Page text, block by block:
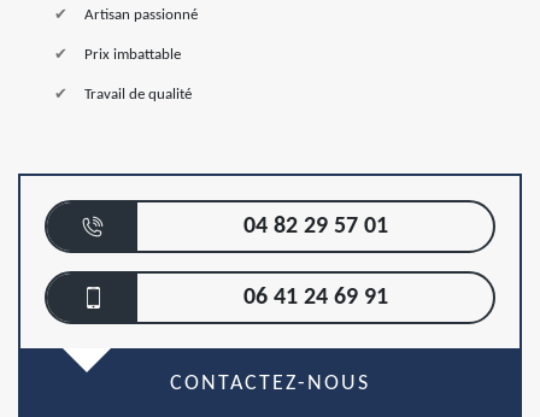
Artisan passionné
Prix imbattable
Travail de qualité
04 82 29 57 01
06 41 24 69 91
CONTACTEZ-NOUS